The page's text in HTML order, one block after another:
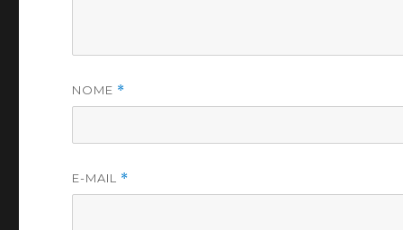
NOME *
E-MAIL *